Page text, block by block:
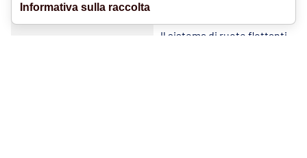
Il sistema di ruote flottanti
Informativa sulla raccolta